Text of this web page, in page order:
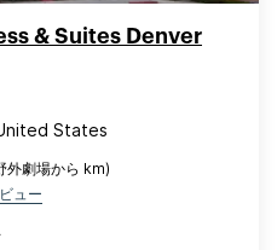
& Suites Denver
States
外劇場から km)
ュー